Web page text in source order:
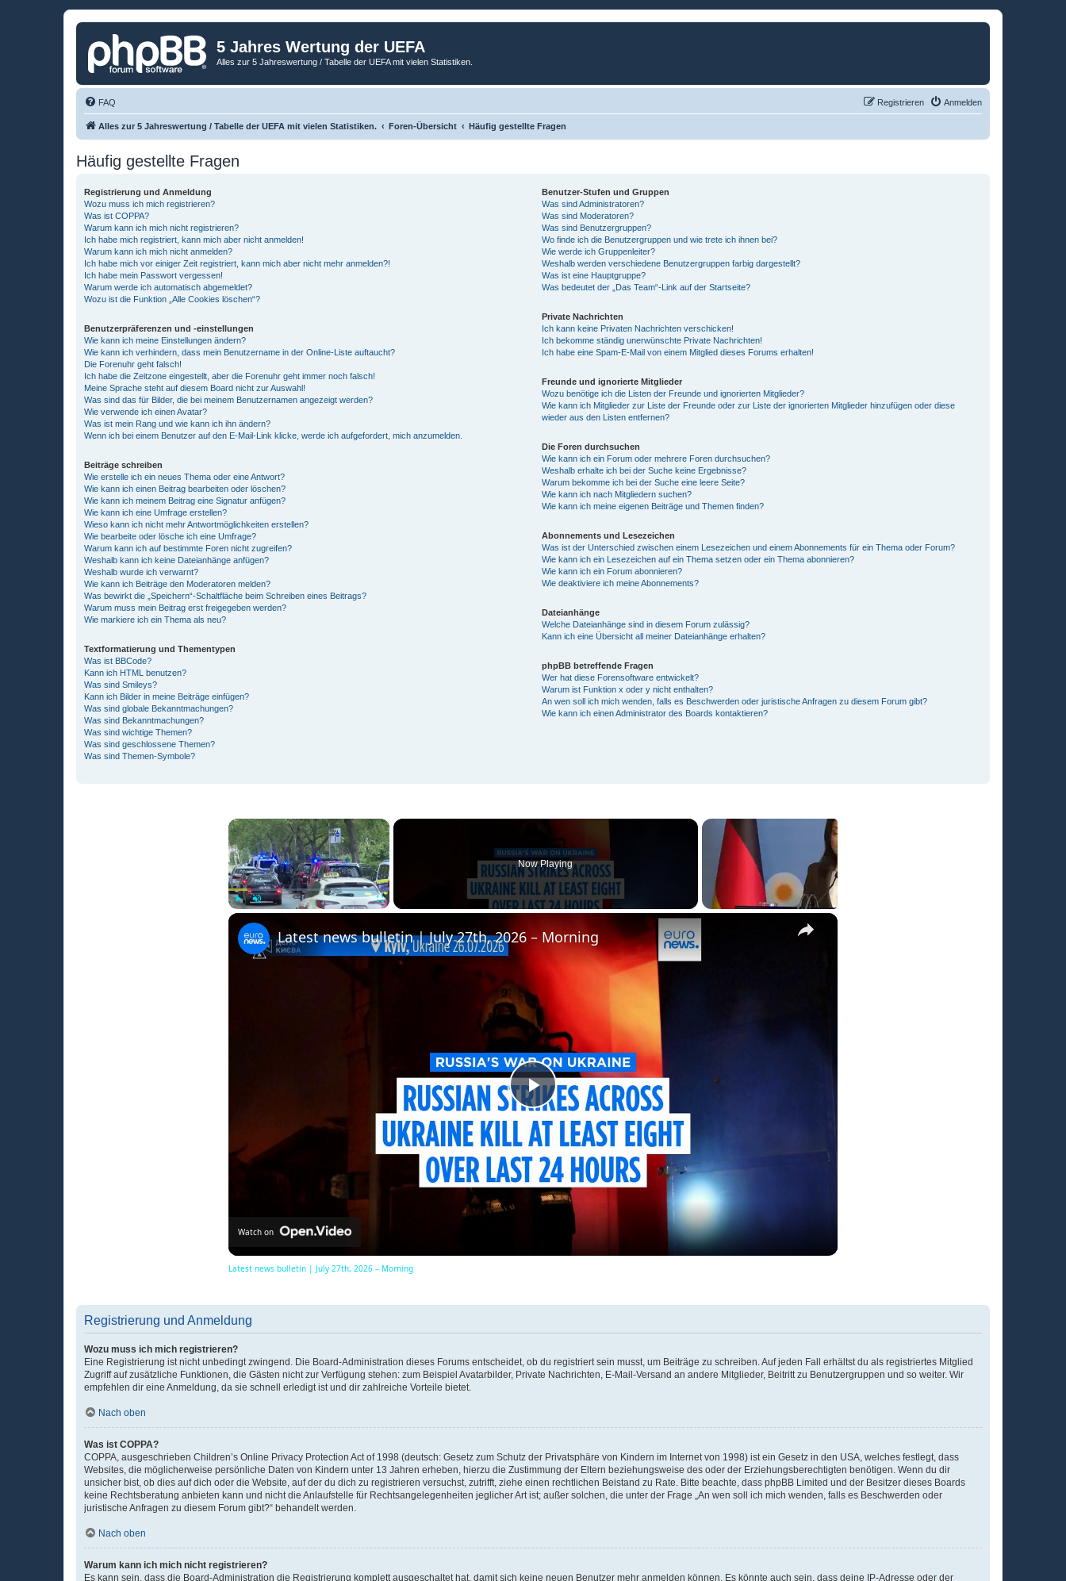
5 Jahres Wertung der UEFA
Alles zur 5 Jahreswertung / Tabelle der UEFA mit vielen Statistiken.
FAQ Anmelden
Registrieren
Alles zur 5 Jahreswertung / Tabelle der UEFA mit vielen Statistiken. Foren-Übersicht Häufig gestellte Fragen
Häufig gestellte Fragen
Registrierung und Anmeldung
Wozu muss ich mich registrieren?
Was ist COPPA?
Warum kann ich mich nicht registrieren?
Ich habe mich registriert, kann mich aber nicht anmelden!
Warum kann ich mich nicht anmelden?
Ich habe mich vor einiger Zeit registriert, kann mich aber nicht mehr anmelden?!
Ich habe mein Passwort vergessen!
Warum werde ich automatisch abgemeldet?
Wozu ist die Funktion „Alle Cookies löschen“?
Benutzerpräferenzen und -einstellungen
Wie kann ich meine Einstellungen ändern?
Wie kann ich verhindern, dass mein Benutzername in der Online-Liste auftaucht?
Die Forenuhr geht falsch!
Ich habe die Zeitzone eingestellt, aber die Forenuhr geht immer noch falsch!
Meine Sprache steht auf diesem Board nicht zur Auswahl!
Was sind das für Bilder, die bei meinem Benutzernamen angezeigt werden?
Wie verwende ich einen Avatar?
Was ist mein Rang und wie kann ich ihn ändern?
Wenn ich bei einem Benutzer auf den E-Mail-Link klicke, werde ich aufgefordert, mich anzumelden.
Beiträge schreiben
Wie erstelle ich ein neues Thema oder eine Antwort?
Wie kann ich einen Beitrag bearbeiten oder löschen?
Wie kann ich meinem Beitrag eine Signatur anfügen?
Wie kann ich eine Umfrage erstellen?
Wieso kann ich nicht mehr Antwortmöglichkeiten erstellen?
Wie bearbeite oder lösche ich eine Umfrage?
Warum kann ich auf bestimmte Foren nicht zugreifen?
Weshalb kann ich keine Dateianhänge anfügen?
Weshalb wurde ich verwarnt?
Wie kann ich Beiträge den Moderatoren melden?
Was bewirkt die „Speichern“-Schaltfläche beim Schreiben eines Beitrags?
Warum muss mein Beitrag erst freigegeben werden?
Wie markiere ich ein Thema als neu?
Textformatierung und Thementypen
Was ist BBCode?
Kann ich HTML benutzen?
Was sind Smileys?
Kann ich Bilder in meine Beiträge einfügen?
Was sind globale Bekanntmachungen?
Was sind Bekanntmachungen?
Was sind wichtige Themen?
Was sind geschlossene Themen?
Was sind Themen-Symbole?
Benutzer-Stufen und Gruppen
Was sind Administratoren?
Was sind Moderatoren?
Was sind Benutzergruppen?
Wo finde ich die Benutzergruppen und wie trete ich ihnen bei?
Wie werde ich Gruppenleiter?
Weshalb werden verschiedene Benutzergruppen farbig dargestellt?
Was ist eine Hauptgruppe?
Was bedeutet der „Das Team“-Link auf der Startseite?
Private Nachrichten
Ich kann keine Privaten Nachrichten verschicken!
Ich bekomme ständig unerwünschte Private Nachrichten!
Ich habe eine Spam-E-Mail von einem Mitglied dieses Forums erhalten!
Freunde und ignorierte Mitglieder
Wozu benötige ich die Listen der Freunde und ignorierten Mitglieder?
Wie kann ich Mitglieder zur Liste der Freunde oder zur Liste der ignorierten Mitglieder hinzufügen oder diese
wieder aus den Listen entfernen?
Die Foren durchsuchen
Wie kann ich ein Forum oder mehrere Foren durchsuchen?
Weshalb erhalte ich bei der Suche keine Ergebnisse?
Warum bekomme ich bei der Suche eine leere Seite?
Wie kann ich nach Mitgliedern suchen?
Wie kann ich meine eigenen Beiträge und Themen finden?
Abonnements und Lesezeichen
Was ist der Unterschied zwischen einem Lesezeichen und einem Abonnements für ein Thema oder Forum?
Wie kann ich ein Lesezeichen auf ein Thema setzen oder ein Thema abonnieren?
Wie kann ich ein Forum abonnieren?
Wie deaktiviere ich meine Abonnements?
Dateianhänge
Welche Dateianhänge sind in diesem Forum zulässig?
Kann ich eine Übersicht all meiner Dateianhänge erhalten?
phpBB betreffende Fragen
Wer hat diese Forensoftware entwickelt?
Warum ist Funktion x oder y nicht enthalten?
An wen soll ich mich wenden, falls es Beschwerden oder juristische Anfragen zu diesem Forum gibt?
Wie kann ich einen Administrator des Boards kontaktieren?
×
Now Playing
×
P
l
a
y
o
Latest news bulletin | July 27th, 2026 – Morning
Watch on
Latest news bulletin | July 27th, 2026 – Morning
Registrierung und Anmeldung
Wozu muss ich mich registrieren?
Eine Registrierung ist nicht unbedingt zwingend. Die Board-Administration dieses Forums entscheidet, ob du registriert sein musst, um Beiträge zu schreiben. Auf jeden Fall erhältst du als registriertes Mitglied
Zugriff auf zusätzliche Funktionen, die Gästen nicht zur Verfügung stehen: zum Beispiel Avatarbilder, Private Nachrichten, E-Mail-Versand an andere Mitglieder, Beitritt zu Benutzergruppen und so weiter. Wir
empfehlen dir eine Anmeldung, da sie schnell erledigt ist und dir zahlreiche Vorteile bietet.
Nach oben
Was ist COPPA?
COPPA, ausgeschrieben Children’s Online Privacy Protection Act of 1998 (deutsch: Gesetz zum Schutz der Privatsphäre von Kindern im Internet von 1998) ist ein Gesetz in den USA, welches festlegt, dass
Websites, die möglicherweise persönliche Daten von Kindern unter 13 Jahren erheben, hierzu die Zustimmung der Eltern beziehungsweise des oder der Erziehungsberechtigten benötigen. Wenn du dir
unsicher bist, ob dies auf dich oder die Website, auf der du dich zu registrieren versuchst, zutrifft, ziehe einen rechtlichen Beistand zu Rate. Bitte beachte, dass phpBB Limited und der Besitzer dieses Boards
keine Rechtsberatung anbieten kann und nicht die Anlaufstelle für Rechtsangelegenheiten jeglicher Art ist; außer solchen, die unter der Frage „An wen soll ich mich wenden, falls es Beschwerden oder
juristische Anfragen zu diesem Forum gibt?“ behandelt werden.
Nach oben
Warum kann ich mich nicht registrieren?
Es kann sein, dass die Board-Administration die Registrierung komplett ausgeschaltet hat, damit sich keine neuen Benutzer mehr anmelden können. Es könnte auch sein, dass deine IP-Adresse oder der